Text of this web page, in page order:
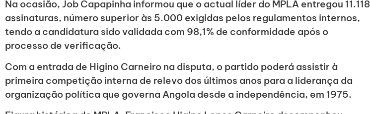
Na ocasião, Job Capapinha informou que o actual líder do MPLA entregou 11.118
assinaturas, número superior às 5.000 exigidas pelos regulamentos internos,
tendo a candidatura sido validada com 98,1% de conformidade após o
processo de verificação.
Com a entrada de Higino Carneiro na disputa, o partido poderá assistir à
primeira competição interna de relevo dos últimos anos para a liderança da
organização política que governa Angola desde a independência, em 1975.